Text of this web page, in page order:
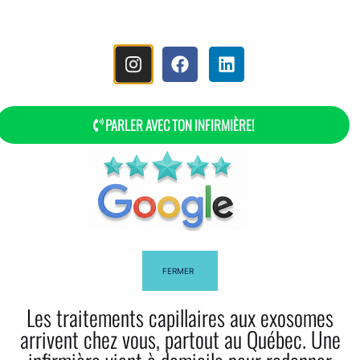
Politique De Confidentialité
Facebook
Twitter
PARLER AVEC TON INFIRMIÈRE!
FERMER
Les traitements capillaires aux exosomes
arrivent chez vous, partout au Québec. Une